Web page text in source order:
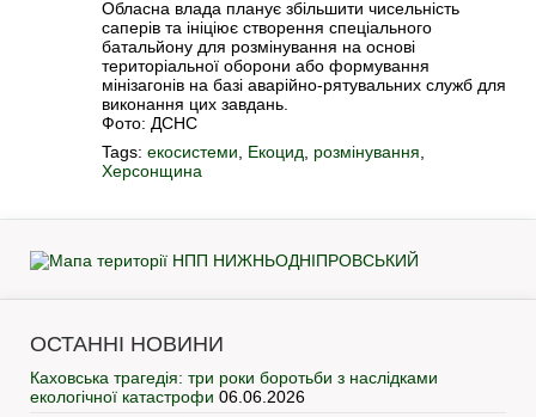
Обласна влада планує збільшити чисельність
саперів та ініціює створення спеціального
батальйону для розмінування на основі
територіальної оборони або формування
мінізагонів на базі аварійно-рятувальних служб для
виконання цих завдань.
Фото: ДСНС
Tags: екосистеми Екоцид розмінування
Херсонщина
ОСТАННІ НОВИНИ
Каховська трагедія: три роки боротьби з наслідками
екологічної катастрофи 06.06.2026